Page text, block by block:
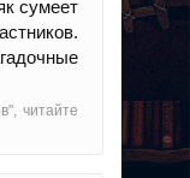
сумеет
читайте